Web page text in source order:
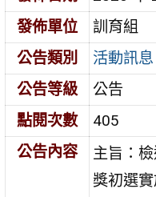
發佈單位
訓育組
公告類別
活動訊息
公告等級
公告
點閱次數
405
公告內容
主旨：
獎初選